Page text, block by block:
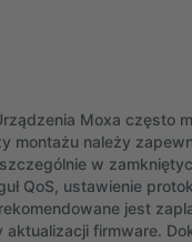
Moxa często
należy
w
QoS, ustawienie
jest
firmware.